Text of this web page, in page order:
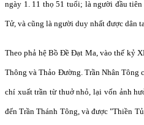
ngày 1. 11 thọ 51 tuổi; là người đầu
Tử, và cũng là người duy nhất được dân
Theo phả hệ Bồ Đề Đạt Ma, vào thế kỷ
Thông và Thảo Đường. Trần Nhân
chí xuất trần từ thuở nhỏ, lại vốn ảnh
đến Trần Thánh Tông, và được "Thiền